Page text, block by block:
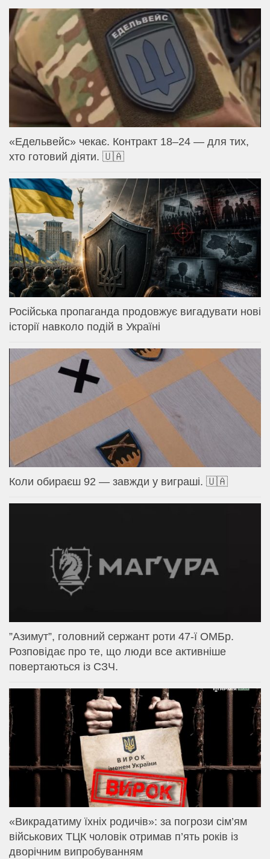
«Едельвейс» чекає. Контракт 18–24 — для тих,
хто готовий діяти. 🇺🇦
Російська пропаганда продовжує вигадувати нові
історії навколо подій в Україні
Коли обираєш 92 — завжди у виграші. 🇺🇦
⁨”Азимут”, головний сержант роти 47-ї ОМБр.
Розповідає про те, що люди все активніше
повертаються із СЗЧ.
«Викрадатиму їхніх родичів»: за погрози сім’ям
військових ТЦК чоловік отримав п’ять років із
дворічним випробуванням